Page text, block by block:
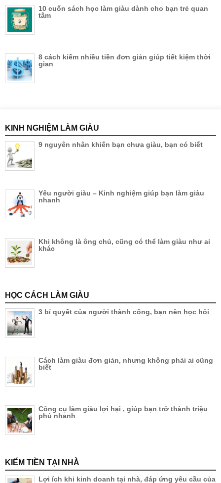
10 cuốn sách học làm giàu dành cho bạn trẻ quan
tâm
8 cách kiếm nhiều tiền đơn giản giúp tiết kiệm thời
gian
KINH NGHIỆM LÀM GIÀU
9 nguyên nhân khiến bạn chưa giàu, bạn có biết
Yêu người giàu – Kinh nghiệm giúp bạn làm giàu
nhanh
Khi không là ông chủ, cũng có thể làm giàu như ai
khác
HỌC CÁCH LÀM GIÀU
3 bí quyết của người thành công, bạn nên học hỏi
Cách làm giàu đơn giản, nhưng không phải ai cũng
biết
Công cụ làm giàu lợi hại , giúp bạn trở thành triệu
phú nhanh
KIẾM TIỀN TẠI NHÀ
Lợi ích khi kinh doanh tại nhà, đáp ứng yêu cầu của